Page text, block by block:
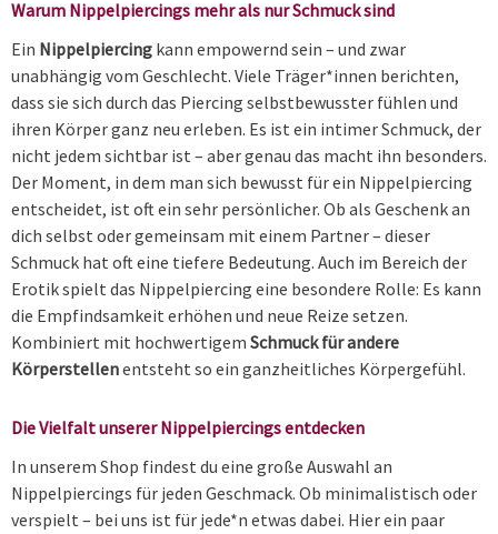
Warum Nippelpiercings mehr als nur Schmuck sind
Ein Nippelpiercing kann empowernd sein – und zwar
unabhängig vom Geschlecht. Viele Träger*innen berichten,
dass sie sich durch das Piercing selbstbewusster fühlen und
ihren Körper ganz neu erleben. Es ist ein intimer Schmuck, der
nicht jedem sichtbar ist – aber genau das macht ihn besonders.
Der Moment, in dem man sich bewusst für ein Nippelpiercing
entscheidet, ist oft ein sehr persönlicher. Ob als Geschenk an
dich selbst oder gemeinsam mit einem Partner – dieser
Schmuck hat oft eine tiefere Bedeutung. Auch im Bereich der
Erotik spielt das Nippelpiercing eine besondere Rolle: Es kann
die Empfindsamkeit erhöhen und neue Reize setzen.
Kombiniert mit hochwertigem Schmuck für andere
Körperstellenentsteht so ein ganzheitliches Körpergefühl.
Die Vielfalt unserer Nippelpiercings entdecken
In unserem Shop findest du eine große Auswahl an
Nippelpiercings für jeden Geschmack. Ob minimalistisch oder
verspielt – bei uns ist für jede*n etwas dabei. Hier ein paar